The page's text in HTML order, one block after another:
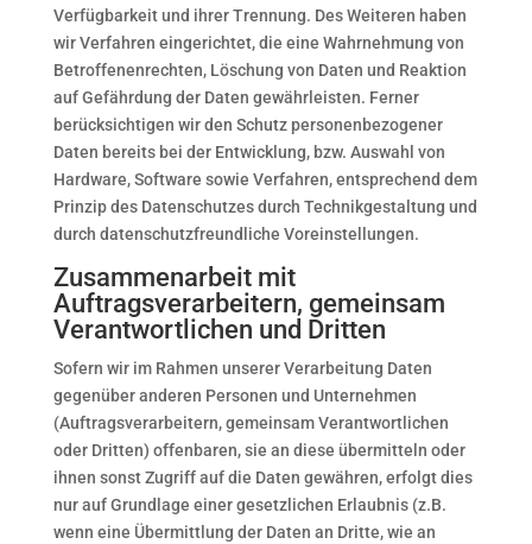
Verfügbarkeit und ihrer Trennung. Des Weiteren haben
wir Verfahren eingerichtet, die eine Wahrnehmung von
Betroffenenrechten, Löschung von Daten und Reaktion
auf Gefährdung der Daten gewährleisten. Ferner
berücksichtigen wir den Schutz personenbezogener
Daten bereits bei der Entwicklung, bzw. Auswahl von
Hardware, Software sowie Verfahren, entsprechend dem
Prinzip des Datenschutzes durch Technikgestaltung und
durch datenschutzfreundliche Voreinstellungen.
Zusammenarbeit mit
Auftragsverarbeitern, gemeinsam
Verantwortlichen und Dritten
Sofern wir im Rahmen unserer Verarbeitung Daten
gegenüber anderen Personen und Unternehmen
(Auftragsverarbeitern, gemeinsam Verantwortlichen
oder Dritten) offenbaren, sie an diese übermitteln oder
ihnen sonst Zugriff auf die Daten gewähren, erfolgt dies
nur auf Grundlage einer gesetzlichen Erlaubnis (z.B.
wenn eine Übermittlung der Daten an Dritte, wie an